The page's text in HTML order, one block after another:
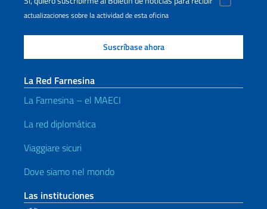
actualizaciones sobre la actividad de esta oficina
La Red Farnesina
La Farnesina – el MAECI
La red diplomática
Viaggiare sicuri
Dove siamo nel mondo
Las instituciones